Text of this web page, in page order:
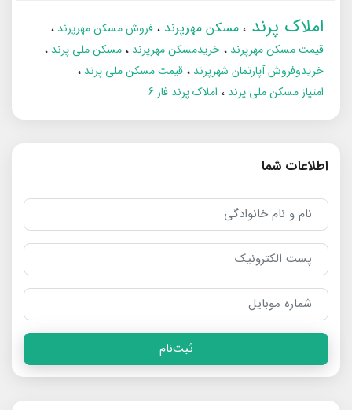
املاک پرند مسکن مهرپرند
فروش مسکن مهرپرند
قیمت مسکن مهرپرند
خریدمسکن مهرپرند
مسکن ملی پرند
خریدوفروش آپارتمان شهرپرند
قیمت مسکن ملی پرند
امتیاز مسکن ملی پرند
املاک پرند فاز 6
اطلاعات شما
ثبت‌نام